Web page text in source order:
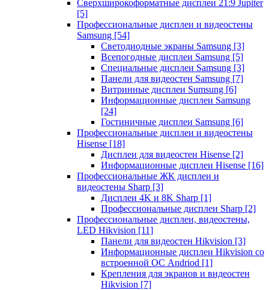
Сверхширокоформатные дисплеи 21:9 Jupiter
[5]
Профессиональные дисплеи и видеостены
Samsung [54]
Светодиодные экраны Samsung [3]
Всепогодные дисплеи Samsung [5]
Специальные дисплеи Samsung [3]
Панели для видеостен Samsung [7]
Витринные дисплеи Sumsung [6]
Информационные дисплеи Samsung
[24]
Гостиничные дисплеи Samsung [6]
Профессиональные дисплеи и видеостены
Hisense [18]
Дисплеи для видеостен Hisense [2]
Информационные дисплеи Hisense [16]
Профессиональные ЖК дисплеи и
видеостены Sharp [3]
Дисплеи 4K и 8K Sharp [1]
Профессиональные дисплеи Sharp [2]
Профессиональные дисплеи, видеостены,
LED Hikvision [11]
Панели для видеостен Hikvision [3]
Информационные дисплеи Hikvision со
встроенной ОС Andriod [1]
Крепления для экранов и видеостен
Hikvision [7]